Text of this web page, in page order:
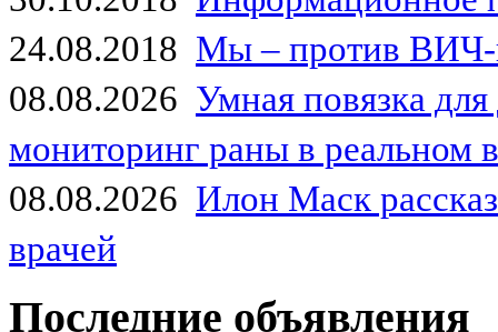
24.08.2018 Мы – против
08.08.2026 Умная повязка
мониторинг раны в реальном
08.08.2026 Илон Маск
врачей
Последние объявления